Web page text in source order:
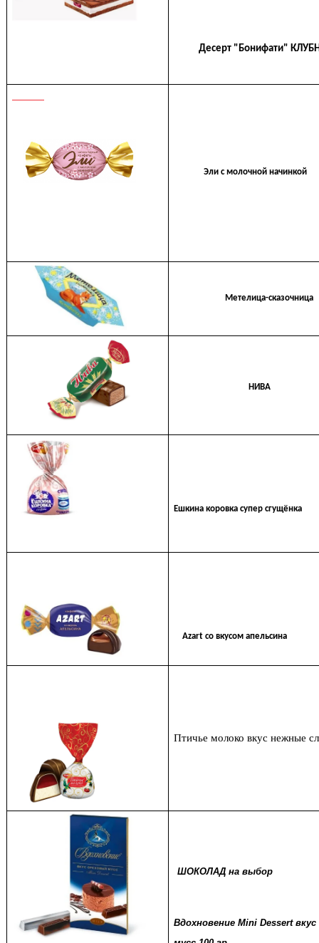
Десерт "Бонифати"
Эли с молочной начинкой
Метелица-сказочница
НИВА
Ешкина коровка супер сгущёнка
Azart со вкусом апельсина
Птичье молоко вкус нежные
ШОКОЛАД на выбор
Вдохновение Mini Dessert